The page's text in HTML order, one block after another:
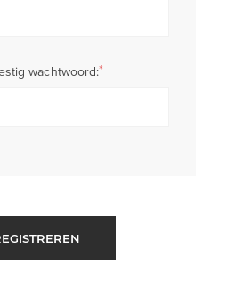
wachtwoord:*